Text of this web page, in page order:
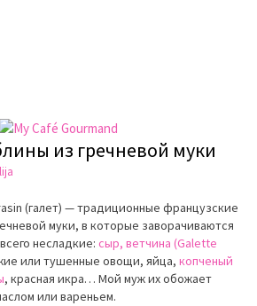
из гречневой муки
(галет) — традиционные французские
муки, в которыe заворачиваются
несладкие: сыр, ветчина (Galette
или тушенные овощи, яйца, копченый
, красная икра… Мой муж их обожает
или вареньем.